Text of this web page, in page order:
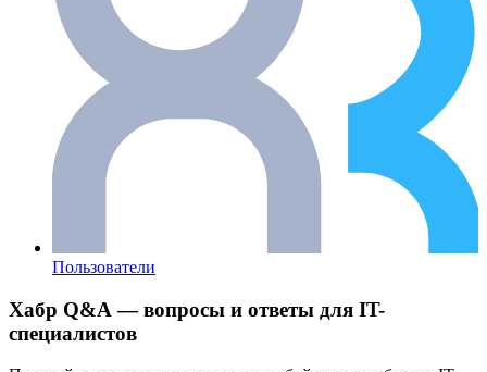
Пользователи
Хабр Q&A — вопросы и ответы для IT-
специалистов